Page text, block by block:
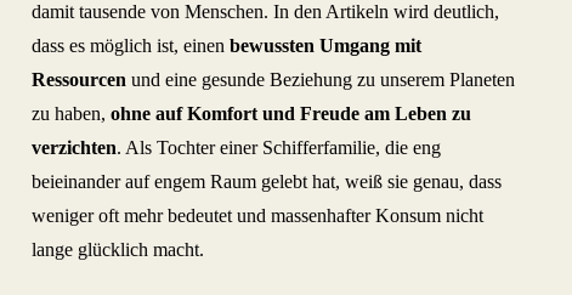
damit tausende von Menschen. In den Artikeln wird deutlich,
dass es möglich ist, einen bewussten Umgang mit
Ressourcen und eine gesunde Beziehung zu unserem Planeten
zu haben, ohne auf Komfort und Freude am Leben zu
verzichten. Als Tochter einer Schifferfamilie, die eng
beieinander auf engem Raum gelebt hat, weiß sie genau, dass
weniger oft mehr bedeutet und massenhafter Konsum nicht
lange glücklich macht.